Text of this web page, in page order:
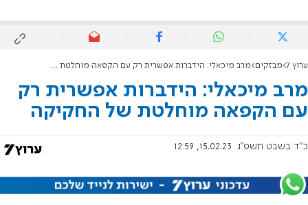
ערוץ 7 מבזקים מרב מיכאלי: הידברות אפשרית רק עם הקפאה מוחלטת של החקיקה
מרב מיכאלי: הידברות אפשרית רק
עם הקפאה מוחלטת של החקיקה
כ"ד בשבט תשפ"ג 15.02.23, 12:59